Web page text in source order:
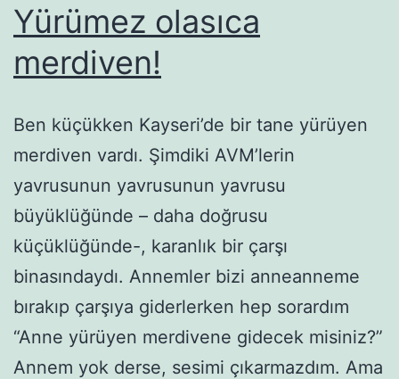
Yürümez olasıca
merdiven!
Ben küçükken Kayseri’de bir tane yürüyen
merdiven vardı. Şimdiki AVM’lerin
yavrusunun yavrusunun yavrusu
büyüklüğünde – daha doğrusu
küçüklüğünde-, karanlık bir çarşı
binasındaydı. Annemler bizi anneanneme
bırakıp çarşıya giderlerken hep sorardım
“Anne yürüyen merdivene gidecek misiniz?”
Annem yok derse, sesimi çıkarmazdım. Ama